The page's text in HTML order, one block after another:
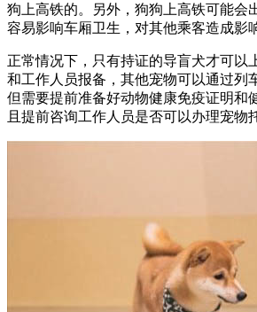
狗上高铁的。另外，狗狗上高铁可能会
容易影响车厢卫生，对其他乘客造成影
正常情况下，只有持证的导盲犬才可以
和工作人员报备，其他宠物可以通过列
但需要提前准备好动物健康免疫证明和
且提前咨询工作人员是否可以办理宠物